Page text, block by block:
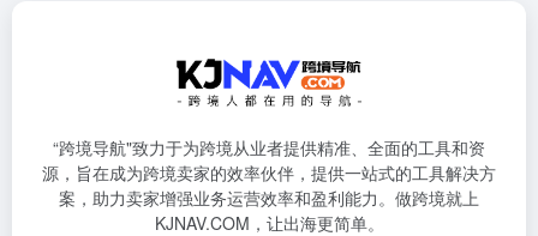
“跨境导航"致力于为跨境从业者提供精准、全面的工具和资
源，旨在成为跨境卖家的效率伙伴，提供一站式的工具解决方
案，助力卖家增强业务运营效率和盈利能力。做跨境就上
KJNAV.COM，让出海更简单。